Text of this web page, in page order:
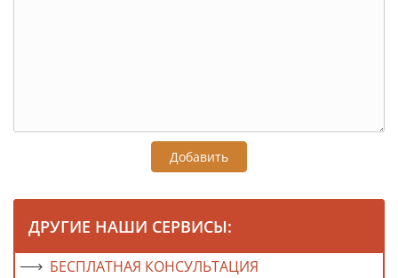
Добавить
ДРУГИЕ НАШИ СЕРВИСЫ:
БЕСПЛАТНАЯ КОНСУЛЬТАЦИЯ